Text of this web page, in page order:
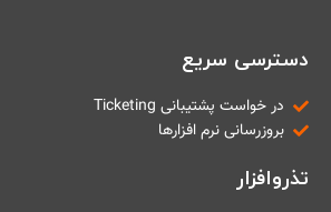
دسترسی سریع
در خواست پشتیبانی Ticketing
بروزرسانی نرم افزارها
تذروافزار